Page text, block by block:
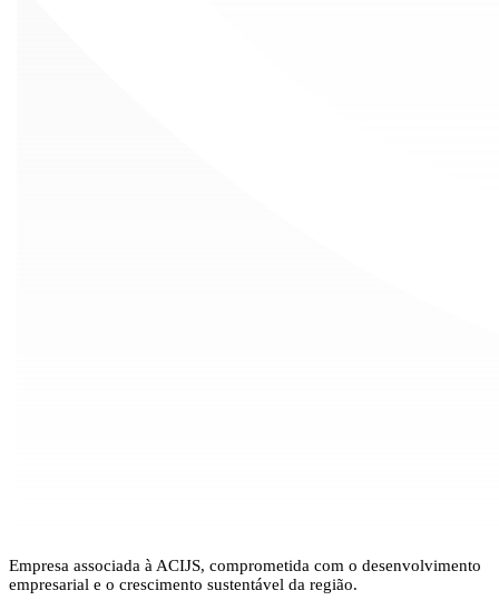
Empresa associada à ACIJS, comprometida com o desenvolvimento
empresarial e o crescimento sustentável da região.